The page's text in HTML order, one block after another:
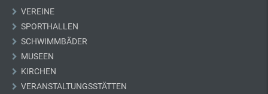
VEREINE
SPORTHALLEN
SCHWIMMBÄDER
MUSEEN
KIRCHEN
VERANSTALTUNGSSTÄTTEN